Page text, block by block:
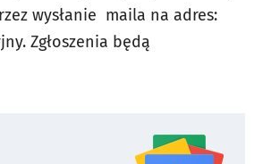
wysłanie maila na adres:
Zgłoszenia będą